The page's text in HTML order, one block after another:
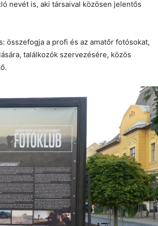
nevét is, aki társaival közösen jelentős
összefogja a profi és az amatőr fotósokat,
találkozók szervezésére, közös